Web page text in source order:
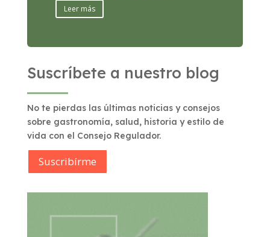
Leer más
Suscríbete a nuestro blog
No te pierdas las últimas noticias y consejos
sobre gastronomía, salud, historia y estilo de
vida con el Consejo Regulador.
Suscribírme